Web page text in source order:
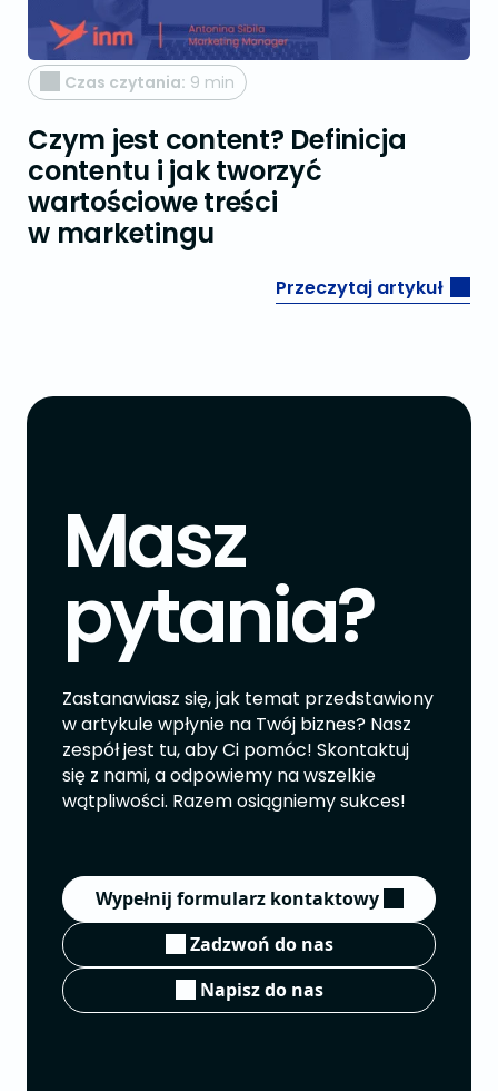
Czas czytania: 9 min
Czym jest content? Definicja
contentu i jak tworzyć
wartościowe treści
w marketingu
Przeczytaj artykuł
Masz
pytania?
Zastanawiasz się, jak temat przedstawiony
w artykule wpłynie na Twój biznes? Nasz
zespół jest tu, aby Ci pomóc! Skontaktuj
się z nami, a odpowiemy na wszelkie
wątpliwości. Razem osiągniemy sukces!
Wypełnij formularz kontaktowy
Zadzwoń do nas
Napisz do nas